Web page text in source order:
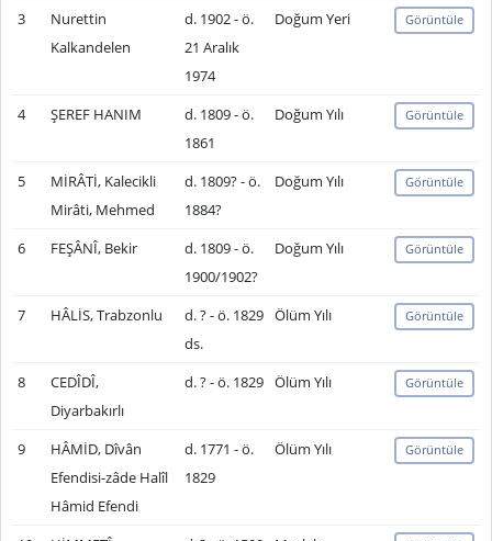
3
Nurettin
Kalkandelen
d. 1902 - ö.
21 Aralık
1974
Doğum Yeri Görüntüle
4 ŞEREF HANIM
d. 1809 - ö.
1861
Doğum Yılı Görüntüle
5
MİRÂTİ, Kalecikli
Mirâti, Mehmed
d. 1809? - ö.
1884?
Doğum Yılı Görüntüle
6 FEŞÂNÎ, Bekir
d. 1809 - ö.
1900/1902?
Doğum Yılı Görüntüle
7 HÂLİS, Trabzonlu
d. ? - ö. 1829
ds.
Ölüm Yılı Görüntüle
8
CEDÎDÎ,
Diyarbakırlı
d. ? - ö. 1829 Ölüm Yılı Görüntüle
9
HÂMİD, Dîvân
Efendisi-zâde Halîl
Hâmid Efendi
d. 1771 - ö.
1829
Ölüm Yılı Görüntüle